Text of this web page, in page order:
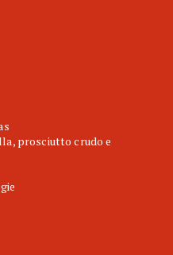
prosciutto crudo e